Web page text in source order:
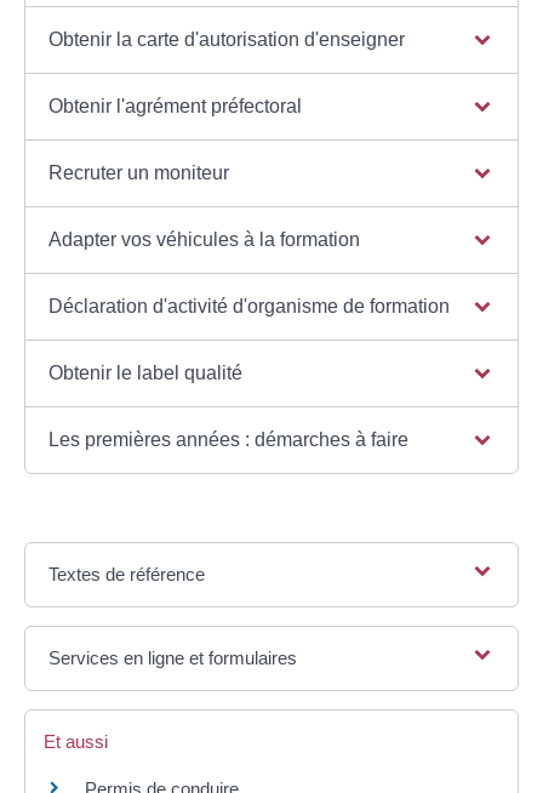
Obtenir la carte d'autorisation d'enseigner
Obtenir l'agrément préfectoral
Recruter un moniteur
Adapter vos véhicules à la formation
Déclaration d'activité d'organisme de formation
Obtenir le label qualité
Les premières années : démarches à faire
Textes de référence
Services en ligne et formulaires
Et aussi
Permis de conduire